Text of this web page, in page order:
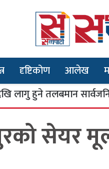
दृष्टिकोण आलेख
हुने तलबमान सार्वजनिक,
सेयर